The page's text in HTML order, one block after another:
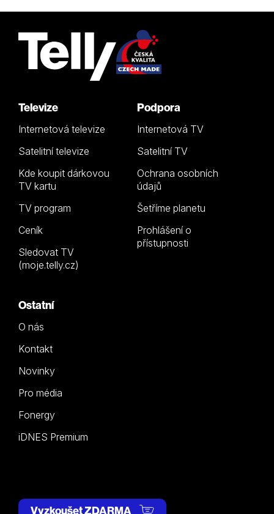
Televize
Internetová televize
Satelitní televize
Kde koupit dárkovou
TV kartu
TV program
Ceník
Sledovat TV
(moje.telly.cz)
Podpora
Internetová TV
Satelitní TV
Ochrana osobních
údajů
Šetříme planetu
Prohlášení o
přístupnosti
Ostatní
O nás
Kontakt
Novinky
Pro média
Fonergy
iDNES Premium
Vyzkoušet ZDARMA